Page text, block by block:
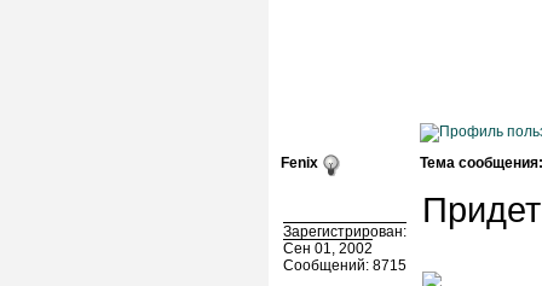
Fenix Тема сообщения:
Зарегистрирован:
Сен 01, 2002
Сообщений: 8715